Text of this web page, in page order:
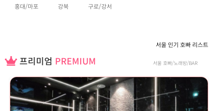
홍대/마포 강북 구로/강서
서울 인기 호빠 리스트
프리미엄 PREMIUM 서울 호빠/노래방/BAR